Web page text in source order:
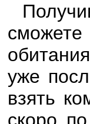
сможете
уже
взять